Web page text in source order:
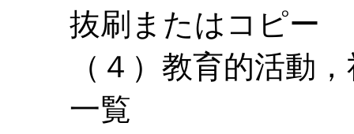
抜刷またはコピー
（４）教育的活動
一覧